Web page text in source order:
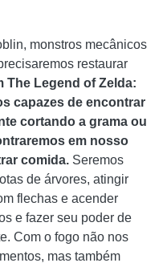
monstros mecânicos
restaurar
The Legend of Zelda:
capazes de encontrar
cortando a grama ou
em nosso
comida. Seremos
de árvores, atingir
flechas e acender
e fazer seu poder de
Com o fogo não nos
mas também